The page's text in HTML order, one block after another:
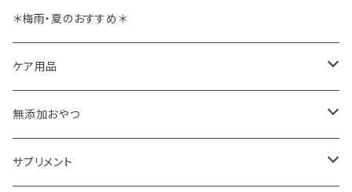
＊梅雨・夏のおすすめ＊
ケア用品
肉球バーム
ドッグソープ
無添加おやつ
お肉
サプリメント